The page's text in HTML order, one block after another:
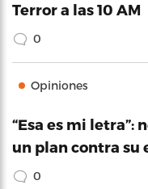
Terror a las 10 AM
0
Opiniones
“Esa es mi letra”:
un plan contra su
0